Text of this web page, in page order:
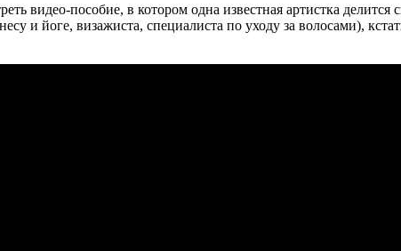
видео-пособие, в котором одна известная артистка
и йоге, визажиста, специалиста по уходу за волосами),